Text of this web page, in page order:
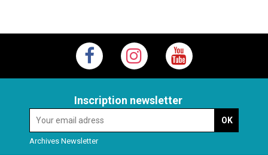
Inscription newsletter
Archives Newsletter